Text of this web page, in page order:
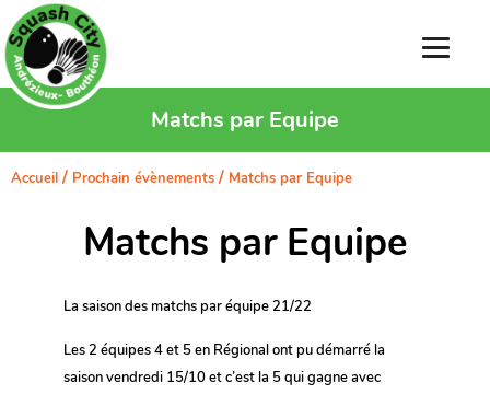
Matchs par Equipe
Accueil / Prochain évènements / Matchs par Equipe
Matchs par Equipe
La saison des matchs par équipe 21/22
Les 2 équipes 4 et 5 en Régional ont pu démarré la
saison vendredi 15/10 et c’est la 5 qui gagne avec